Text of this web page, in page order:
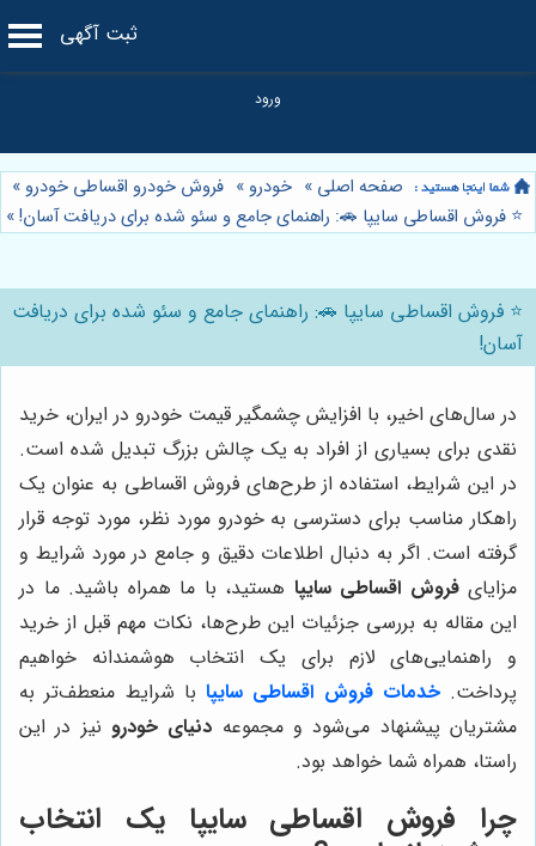
ثبت آگهی
صفحه اصلی » خودرو » فروش خودرو اقساطی خودرو »
⭐️ فروش اقساطی سایپا 🚗: راهنمای جامع و سئو شده برای دریافت آسان!»
⭐️ فروش اقساطی سایپا 🚗: راهنمای جامع و سئو شده برای دریافت
آسان!
در سال‌های اخیر، با افزایش چشمگیر قیمت خودرو در ایران، خرید
نقدی برای بسیاری از افراد به یک چالش بزرگ تبدیل شده است.
در این شرایط، استفاده از طرح‌های فروش اقساطی به عنوان یک
راهکار مناسب برای دسترسی به خودرو مورد نظر، مورد توجه قرار
گرفته است. اگر به دنبال اطلاعات دقیق و جامع در مورد شرایط و
مزایایفروش اقساطی سایپا هستید، با ما همراه باشید. ما در
این مقاله به بررسی جزئیات این طرح‌ها، نکات مهم قبل از خرید
و راهنمایی‌های لازم برای یک انتخاب هوشمندانه خواهیم
پرداخت.خدمات فروش اقساطی سایپا با شرایط منعطف‌تر به
مشتریان پیشنهاد می‌شود و مجموعه دنیای خودرو نیز در این
راستا، همراه شما خواهد بود.
چرا فروش اقساطی سایپا یک انتخاب